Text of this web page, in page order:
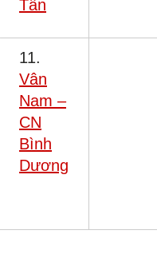
Tân
11.
Vân
Nam –
CN
Bình
Dương